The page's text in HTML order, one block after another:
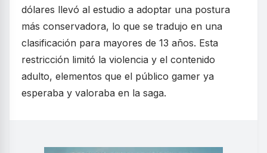
dólares llevó al estudio a adoptar una postura
más conservadora, lo que se tradujo en una
clasificación para mayores de 13 años. Esta
restricción limitó la violencia y el contenido
adulto, elementos que el público gamer ya
esperaba y valoraba en la saga.